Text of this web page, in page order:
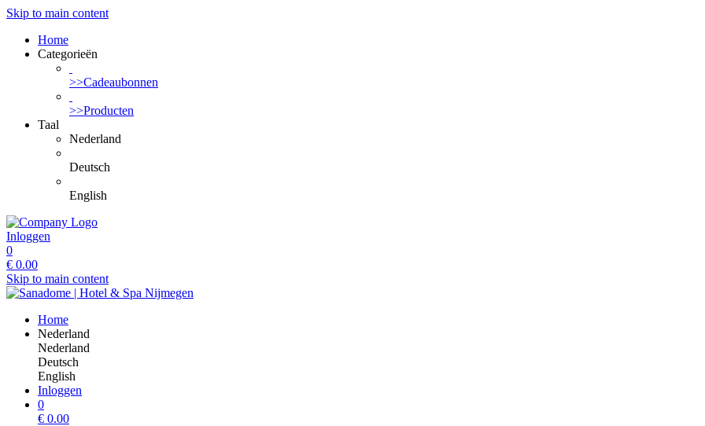
Skip to main content
Home
Categorieën
>>Cadeaubonnen
>>Producten
Taal
Nederland
Deutsch
English
Inloggen
0
€ 0.00
Skip to main content
Home
Nederland
Nederland
Deutsch
English
Inloggen
0
€ 0.00